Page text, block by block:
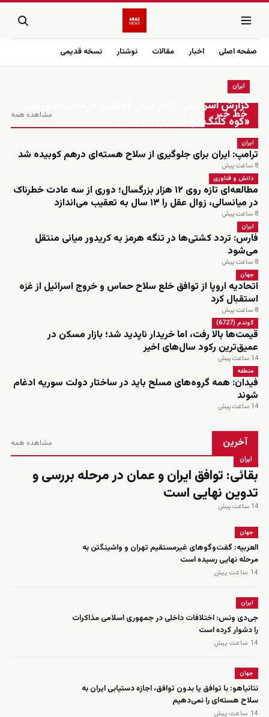
صفحه اصلی اخبار مقالات نوشتار نسخه قدیمی
زنده
خط خبر مشاهده همه
ایران
گزارش اسرائیلی: رژیم ایران فعالیت در سایت زیرزمینی
«کوه کلنگ» را شتاب داده است
ایران
ترامپ: ایران برای جلوگیری از سلاح هسته‌ای درهم کوبیده شد
8 ساعت پیش
دانش و فناوری
مطالعه‌ای تازه روی ۱۲ هزار بزرگسال؛ دوری از سه عادت خطرناک
در میانسالی، زوال عقل را ۱۳ سال به تعقیب می‌اندازد
8 ساعت پیش
ایران
فارس: تردد کشتی‌ها در تنگه هرمز به کریدور میانی منتقل
می‌شود
8 ساعت پیش
جهان
اتحادیه اروپا از توافق خلع سلاح حماس و خروج اسرائیل از غزه
استقبال کرد
8 ساعت پیش
گوندم (6727)
قیمت‌ها بالا رفت، اما خریدار ناپدید شد؛ بازار مسکن در
عمیق‌ترین رکود سال‌های اخیر
14 ساعت پیش
منطقه
فیدان: همه گروه‌های مسلح باید در ساختار دولت سوریه ادغام
شوند
14 ساعت پیش
آخرین مشاهده همه
ایران
بقائی: توافق ایران و عمان در مرحله بررسی و
تدوین نهایی است
14 ساعت پیش
جهان
العربیه: گفت‌وگوهای غیرمستقیم تهران و واشینگتن به
مرحله نهایی رسیده است
14 ساعت پیش
ایران
جی‌دی ونس: اختلافات داخلی در جمهوری اسلامی مذاکرات
را دشوار کرده است
14 ساعت پیش
جهان
نتانیاهو: با توافق یا بدون توافق، اجازه دستیابی ایران به
سلاح هسته‌ای را نمی‌دهیم
14 ساعت پیش